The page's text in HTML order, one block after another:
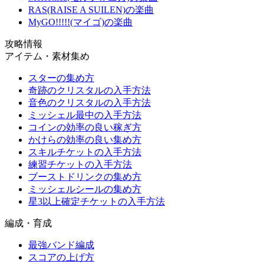
RAS(RAISE A SUILEN)の楽曲
MyGO!!!!!(マイゴ)の楽曲
攻略情報
アイテム・素材集め
スターの集め方
奇跡のクリスタルの入手方法
音色のクリスタルの入手方法
ミッシェル最中の入手方法
コインの効率の良い稼ぎ方
かけらの効率の良い集め方
スキルチケットの入手方法
練習チケットの入手方法
ブーストドリンクの集め方
ミッシェルシールの集め方
星3以上確定チケットの入手方法
編成・育成
最強バンド編成
スコアの上げ方